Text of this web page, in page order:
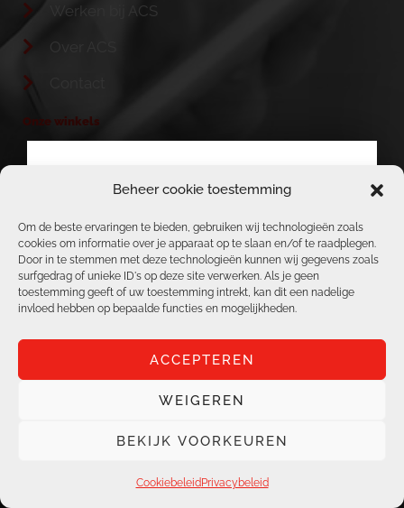
Beheer cookie toestemming
Om de beste ervaringen te bieden, gebruiken wij technologieën zoals
cookies om informatie over je apparaat op te slaan en/of te raadplegen.
Door in te stemmen met deze technologieën kunnen wij gegevens zoals
surfgedrag of unieke ID's op deze site verwerken. Als je geen
toestemming geeft of uw toestemming intrekt, kan dit een nadelige
invloed hebben op bepaalde functies en mogelijkheden.
ACCEPTEREN
WEIGEREN
BEKIJK VOORKEUREN
CookiebeleidPrivacybeleid
Werken bij ACS
Over ACS
Onze winkels
TELENET & BASE AARSCHOT
TELENET & BASE BOORTMEERBEEK
Privacybeleid|Cookiebeleid
site: krachtigonline.be
BERICHT VAN ACS, TELENET, BASE &
REPAIR CENTER TEAM
GESLOTEN WEGENS
JAARLIJKS
VERLOF
VANAF 03/08/2026
T.E.M. 17/08/2026
ZIJN WIJ GESLOTEN.
Al onze vestigingen staan 18/08/2024 terug
ter uwer beschikking!